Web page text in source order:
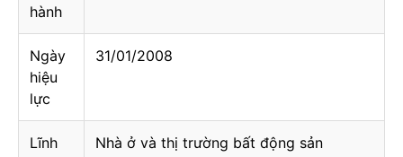
hành
Ngày
hiệu
lực
31/01/2008
Lĩnh
Nhà ở và thị trường bất động sản